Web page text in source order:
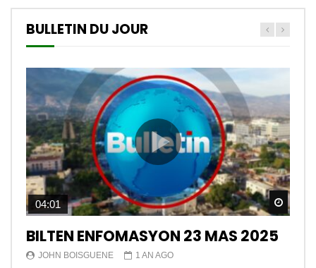
BULLETIN DU JOUR
04:01
BILTEN ENFOMASYON 23 MAS 2025
JOHN BOISGUENE 1 AN AGO